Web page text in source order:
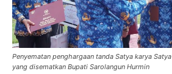
Penyematan penghargaan tanda Satya karya
yang disematkan Bupati Sarolangun Hurmin